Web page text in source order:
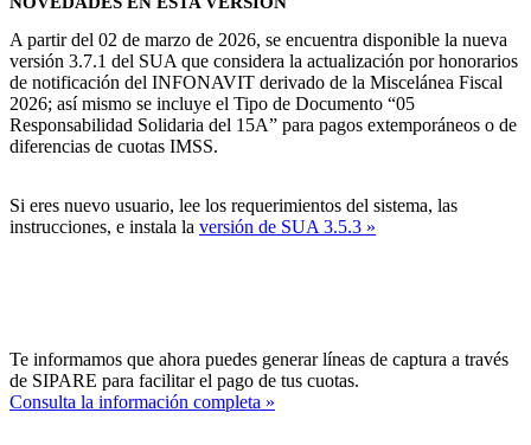
A partir del 02 de marzo de 2026, se encuentra disponible la nueva
versión 3.7.1 del SUA que considera la actualización por honorarios
de notificación del INFONAVIT derivado de la Miscelánea Fiscal
2026; así mismo se incluye el Tipo de Documento “05
Responsabilidad Solidaria del 15A” para pagos extemporáneos o de
diferencias de cuotas IMSS.
Si eres nuevo usuario, lee los requerimientos del sistema, las
instrucciones, e instala la versión de SUA 3.5.3 »
Te informamos que ahora puedes generar líneas de captura a través
de SIPARE para facilitar el pago de tus cuotas.
Consulta la información completa »